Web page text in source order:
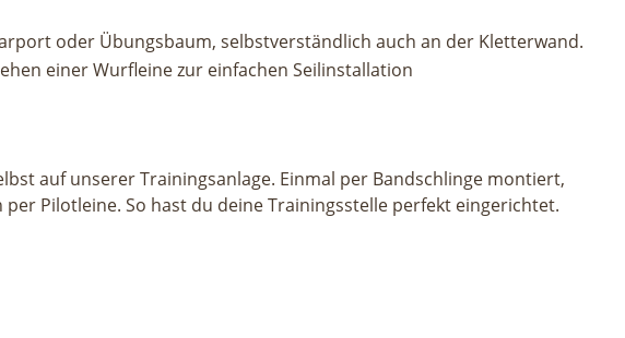
oder Übungsbaum, selbstverständlich auch an der Kletterwand.
einer Wurfleine zur einfachen Seilinstallation
auf unserer Trainingsanlage. Einmal per Bandschlinge montiert,
Pilotleine. So hast du deine Trainingsstelle perfekt eingerichtet.